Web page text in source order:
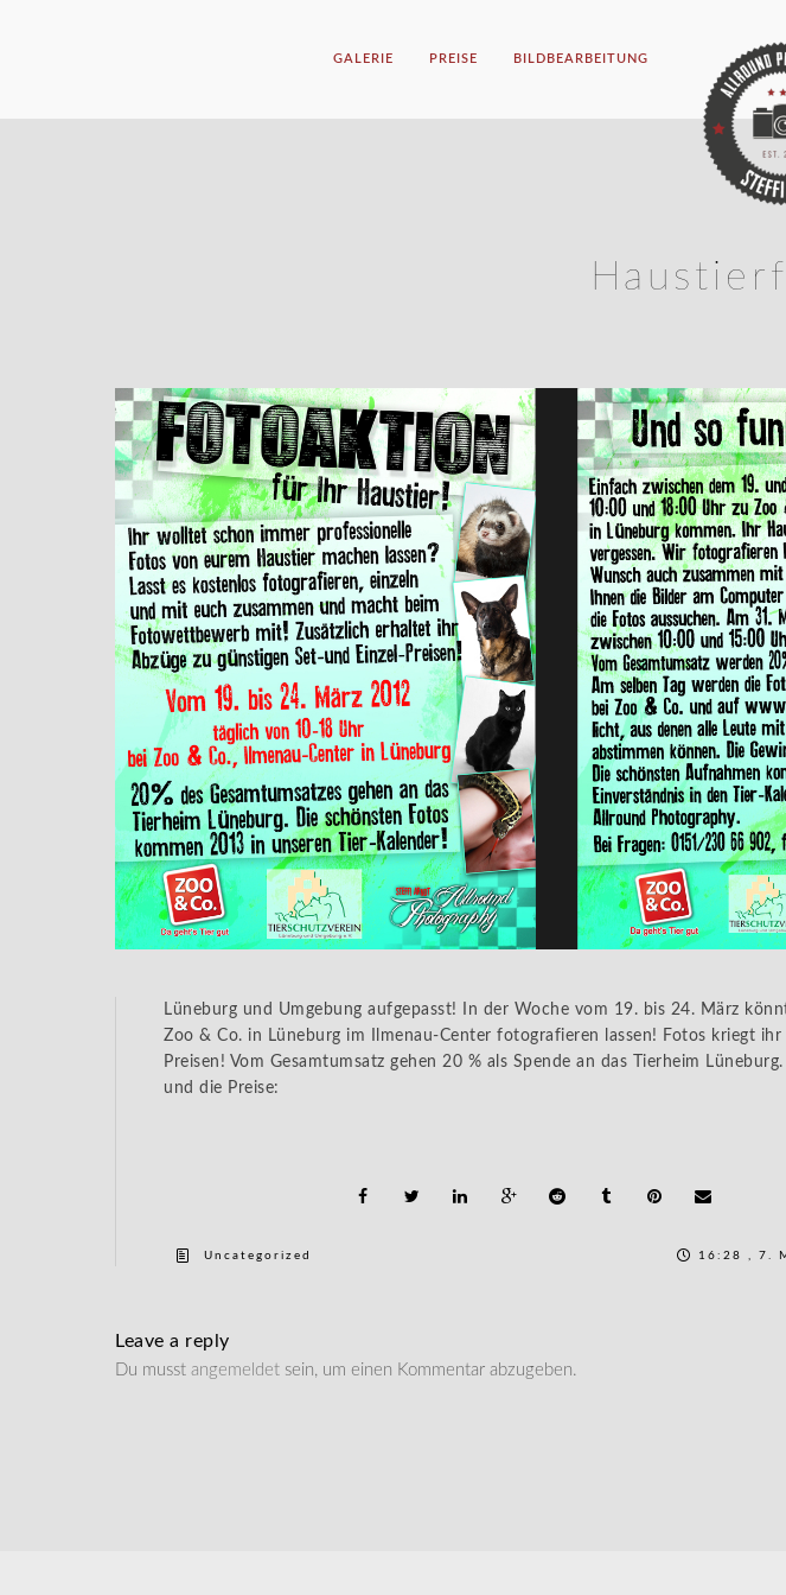
GALERIE PREISE BILDBEARBEITUNG
Lüneburg und Umgebung aufgepasst! In der Woche vom 19. bis 24. März
Zoo & Co. in Lüneburg im Ilmenau-Center fotografieren lassen! Fotos kriegt ihr
Preisen! Vom Gesamtumsatz gehen 20 % als Spende an das Tierheim
und die Preise:
Uncategorized 16:28 , 7.
Leave a reply
Du musst angemeldet sein, um einen Kommentar abzugeben.